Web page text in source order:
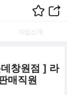
기업소개
창원점 ] 라
매직원